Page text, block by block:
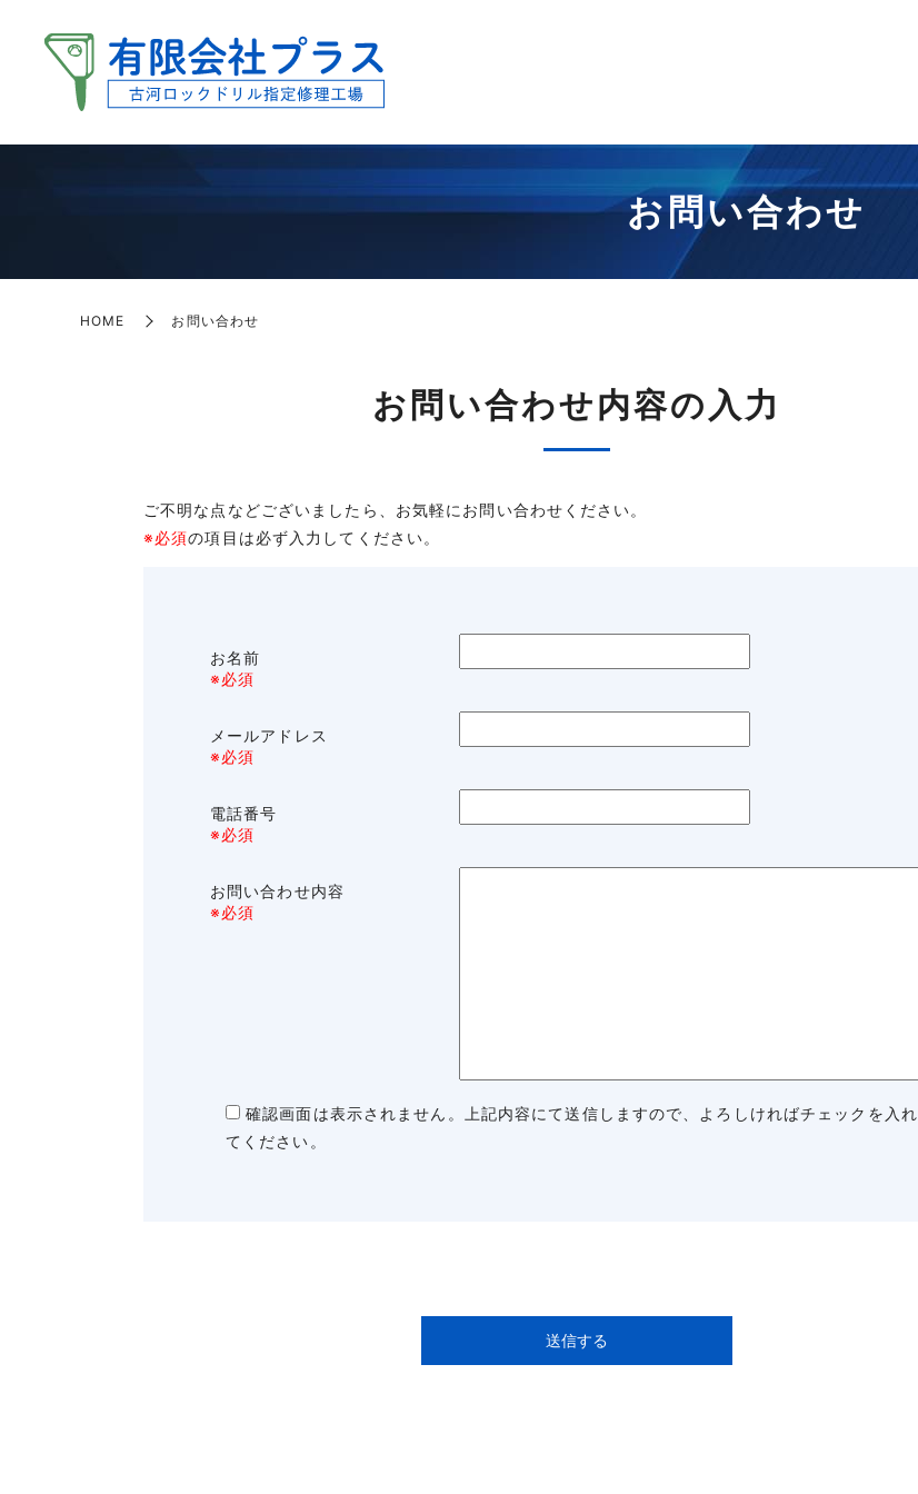
お問い合わせ
HOME お問い合わせ
お問い合わせ内容の入力
ご不明な点などございましたら、お気軽にお問い合わせください。
※必須の項目は必ず入力してください。
お名前
※必須
メールアドレス
※必須
電話番号
※必須
お問い合わせ内容
※必須
確認画面は表示されません。上記内容にて送信しますので、よろしければチェックを入れ
てください。